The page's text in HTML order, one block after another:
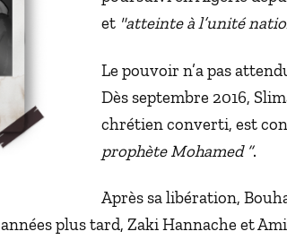
et "atteinte à l’unité
Le pouvoir n’a pas
Dès septembre 2016,
chrétien converti, est
prophète Mohamed ”.
Après sa libération,
années plus tard, Zaki Hannache et